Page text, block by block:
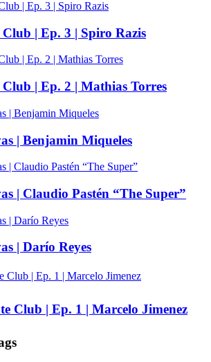
| Ep. 3 | Spiro Razis
| Ep. 2 | Mathias Torres
| Benjamin Miqueles
| Claudio Pastén “The Super”
| Darío Reyes
Club | Ep. 1 | Marcelo Jimenez